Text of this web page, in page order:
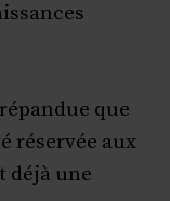
que
réservée aux
déjà une